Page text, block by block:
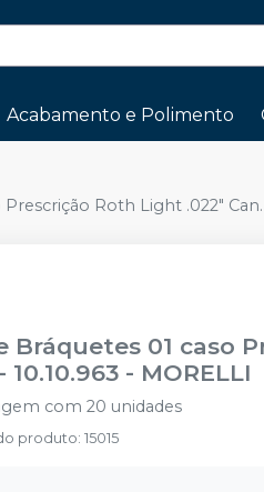
Acabamento e Polimento
Roth Light .022"
Bráquetes 01 caso
10.10.963 - MORELLI
com 20 unidades
produto:15015